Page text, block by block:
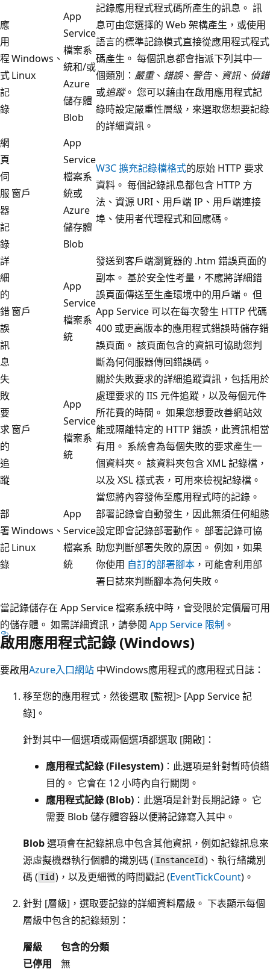
應
用
程
式
記
錄
Windows、
Linux
App
Service
檔案系
統和/或
Azure
儲存體
Blob
記錄應用程式程式碼所產生的訊息。 訊
息可由您選擇的 Web 架構產生，或使用
語言的標準記錄模式直接從應用程式程式
碼產生。 每個訊息都會指派下列其中一
個類別： 嚴重、 錯誤、 警告、 資訊、 偵錯
或追蹤。 您可以藉由在啟用應用程式記
錄時設定嚴重性層級，來選取您想要記錄
的詳細資訊。
網
頁
伺
服
器
記
錄
窗戶
App
Service
檔案系
統或
Azure
儲存體
Blob
W3C 擴充記錄檔格式的原始 HTTP 要求
資料。 每個記錄訊息都包含 HTTP 方
法、資源 URI、用戶端 IP、用戶端連接
埠、使用者代理程式和回應碼。
詳
細
的
錯
誤
訊
息
窗戶
App
Service
檔案系
統
發送到客戶端瀏覽器的 .htm 錯誤頁面的
副本。 基於安全性考量，不應將詳細錯
誤頁面傳送至生產環境中的用戶端。 但
App Service 可以在每次發生 HTTP 代碼
400 或更高版本的應用程式錯誤時儲存錯
誤頁面。 該頁面包含的資訊可協助您判
斷為何伺服器傳回錯誤碼。
失
敗
要
求
的
追
蹤
窗戶
App
Service
檔案系
統
關於失敗要求的詳細追蹤資訊，包括用於
處理要求的 IIS 元件追蹤，以及每個元件
所花費的時間。 如果您想要改善網站效
能或隔離特定的 HTTP 錯誤，此資訊相當
有用。 系統會為每個失敗的要求產生一
個資料夾。 該資料夾包含 XML 記錄檔，
以及 XSL 樣式表，可用來檢視記錄檔。
部
署
記
錄
Windows、
Linux
App
Service
檔案系
統
當您將內容發佈至應用程式時的記錄。
部署記錄會自動發生，因此無須任何組態
設定即會記錄部署動作。 部署記錄可協
助您判斷部署失敗的原因。 例如，如果
你使用 自訂的部署腳本 ，可能會利用部
署日誌來判斷腳本為何失敗。
當記錄儲存在 App Service 檔案系統中時，會受限於定價層可用
的儲存體。 如需詳細資訊，請參閱 App Service 限制 。
啟用應用程式記錄 (Windows)
要啟用Azure入口網站 中Windows應用程式的應用程式日誌：
移至您的應用程式，然後選取 [監視]> [App Service 記
錄] 。
針對其中一個選項或兩個選項都選取 [開啟] ：
應用程式記錄 (Filesystem) ：此選項是針對暫時偵錯
目的。 它會在 12 小時內自行關閉。
應用程式記錄 (Blob) ：此選項是針對長期記錄。 它
需要 Blob 儲存體容器以便將記錄寫入其中。
Blob選項會在記錄訊息中包含其他資訊，例如記錄訊息來
源虛擬機器執行個體的識別碼 ( InstanceId )、執行緒識別
碼 ( Tid )，以及更細微的時間戳記 (EventTickCount)。
針對 [層級] ，選取要記錄的詳細資料層級。 下表顯示每個
層級中包含的記錄類別：
層級
包含的分類
已停用
無